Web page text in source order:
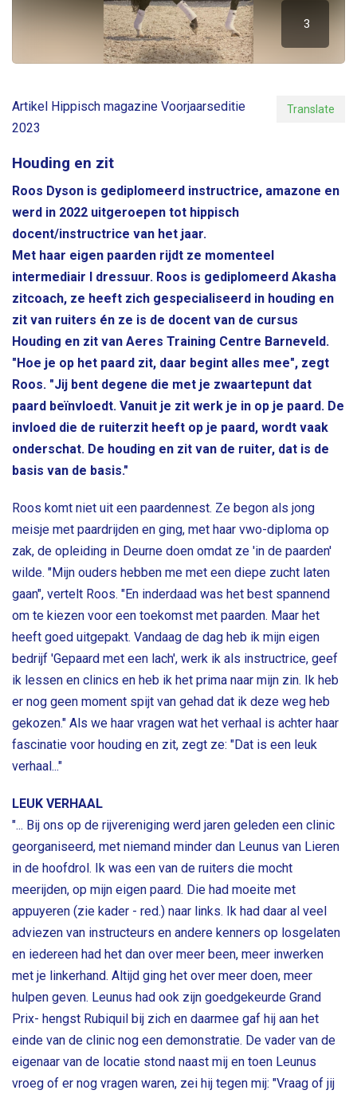
5
M
a
r
c
0
3
Translate
Artikel Hippisch magazine Voorjaarseditie
2023
Houding en zit
Roos Dyson is gediplomeerd instructrice, amazone en
werd in 2022 uitgeroepen tot hippisch
docent/instructrice van het jaar.
Met haar eigen paarden rijdt ze momenteel
intermediair I dressuur. Roos is gediplomeerd Akasha
zitcoach, ze heeft zich gespecialiseerd in houding en
zit van ruiters én ze is de docent van de cursus
Houding en zit van Aeres Training Centre Barneveld.
"Hoe je op het paard zit, daar begint alles mee", zegt
Roos. "Jij bent degene die met je zwaartepunt dat
paard beïnvloedt. Vanuit je zit werk je in op je paard. De
invloed die de ruiterzit heeft op je paard, wordt vaak
onderschat. De houding en zit van de ruiter, dat is de
basis van de basis."
Roos komt niet uit een paardennest. Ze begon als jong
meisje met paardrijden en ging, met haar vwo-diploma op
zak, de opleiding in Deurne doen omdat ze 'in de paarden'
wilde. "Mijn ouders hebben me met een diepe zucht laten
gaan", vertelt Roos. "En inderdaad was het best spannend
om te kiezen voor een toekomst met paarden. Maar het
heeft goed uitgepakt. Vandaag de dag heb ik mijn eigen
bedrijf 'Gepaard met een lach', werk ik als instructrice, geef
ik lessen en clinics en heb ik het prima naar mijn zin. Ik heb
er nog geen moment spijt van gehad dat ik deze weg heb
gekozen." Als we haar vragen wat het verhaal is achter haar
fascinatie voor houding en zit, zegt ze: "Dat is een leuk
verhaal..."
LEUK VERHAAL
"... Bij ons op de rijvereniging werd jaren geleden een clinic
georganiseerd, met niemand minder dan Leunus van Lieren
in de hoofdrol. Ik was een van de ruiters die mocht
meerijden, op mijn eigen paard. Die had moeite met
appuyeren (zie kader - red.) naar links. Ik had daar al veel
adviezen van instructeurs en andere kenners op losgelaten
en iedereen had het dan over meer been, meer inwerken
met je linkerhand. Altijd ging het over meer doen, meer
hulpen geven. Leunus had ook zijn goedgekeurde Grand
Prix- hengst Rubiquil bij zich en daarmee gaf hij aan het
einde van de clinic nog een demonstratie. De vader van de
eigenaar van de locatie stond naast mij en toen Leunus
vroeg of er nog vragen waren, zei hij tegen mij: "Vraag of jij